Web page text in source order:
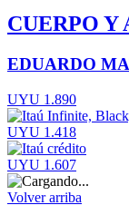
CUERPO
EDUARDO
UYU 1.890
UYU 1.418
UYU 1.607
Volver arriba